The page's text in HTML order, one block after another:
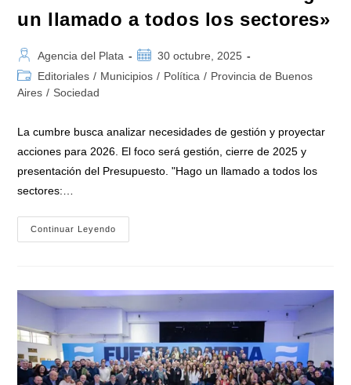
un llamado a todos los sectores»
Autor
de
la
Agencia del Plata
Publicación
de
30 octubre, 2025
Categoría
de
Editoriales / Municipios / Política / Provincia de Buenos
Aires / Sociedad
La cumbre busca analizar necesidades de gestión y proyectar
acciones para 2026. El foco será gestión, cierre de 2025 y
presentación del Presupuesto. "Hago un llamado a todos los
sectores:…
Continuar Leyendo
Kicillof
Intendentes
En
La
Plata:
«Hago
Un
Llamado
A